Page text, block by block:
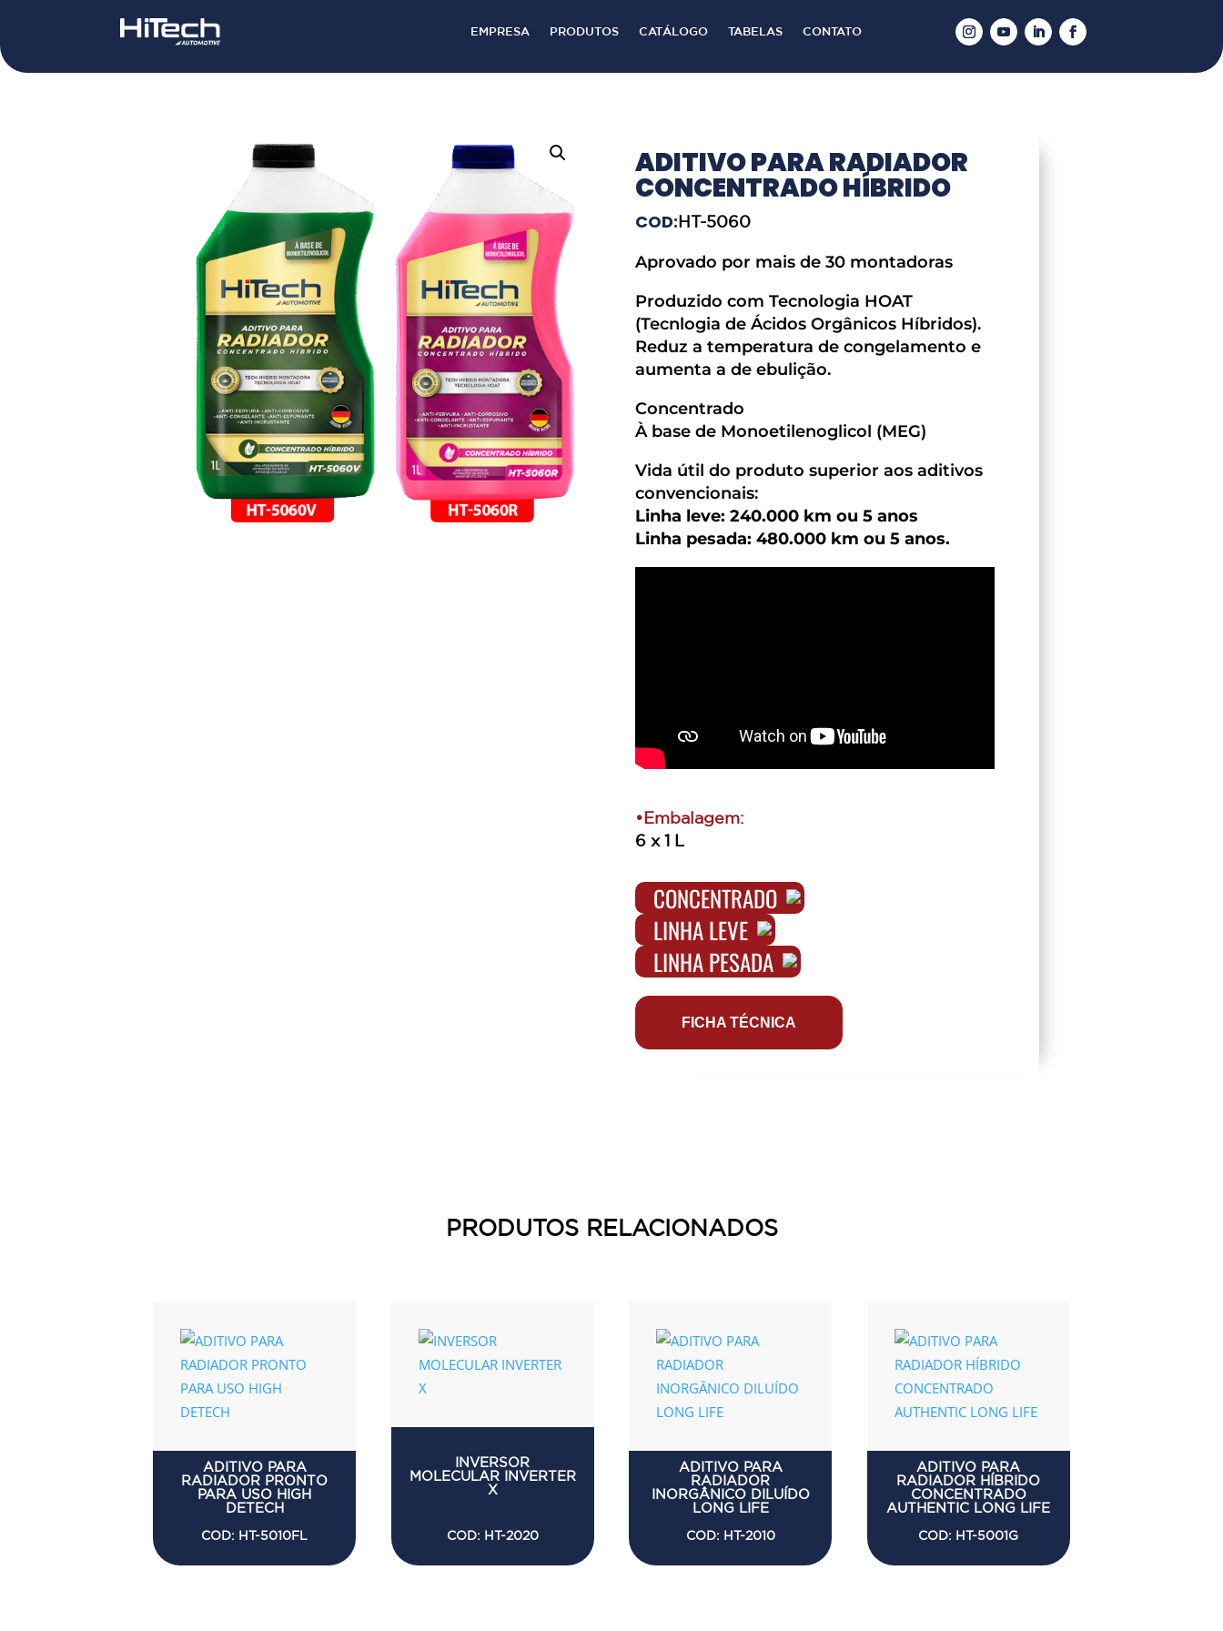
EMPRESA PRODUTOS CATÁLOGO TABELAS CONTATO
ADITIVO PARA RADIADOR
CONCENTRADO HÍBRIDO
COD:HT-5060
Aprovado por mais de 30 montadoras
Produzido com Tecnologia HOAT
(Tecnlogia de Ácidos Orgânicos Híbridos).
Reduz a temperatura de congelamento e
aumenta a de ebulição.
Concentrado
À base de Monoetilenoglicol (MEG)
Vida útil do produto superior aos aditivos
convencionais:
Linha leve: 240.000 km ou 5 anos
Linha pesada: 480.000 km ou 5 anos.
•Embalagem:
6 x 1 L
CONCENTRADO
LINHA LEVE
LINHA PESADA
FICHA TÉCNICA
PRODUTOS RELACIONADOS
ADITIVO PARA
RADIADOR PRONTO
PARA USO HIGH
DETECH
COD: HT-5010FL
INVERSOR
MOLECULAR INVERTER
X
COD: HT-2020
ADITIVO PARA
RADIADOR
INORGÂNICO DILUÍDO
LONG LIFE
COD: HT-2010
ADITIVO PARA
RADIADOR HÍBRIDO
CONCENTRADO
AUTHENTIC LONG LIFE
COD: HT-5001G